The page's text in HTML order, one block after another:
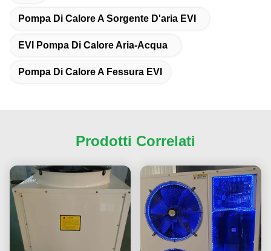
Pompa Di Calore A Sorgente D'aria EVI
EVI Pompa Di Calore Aria-Acqua
Pompa Di Calore A Fessura EVI
Prodotti Correlati